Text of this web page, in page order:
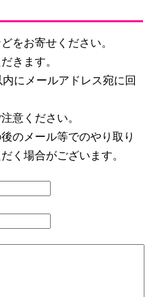
をお寄せください。
きます。
にメールアドレス宛に回
意ください。
のメール等でのやり取り
く場合がございます。